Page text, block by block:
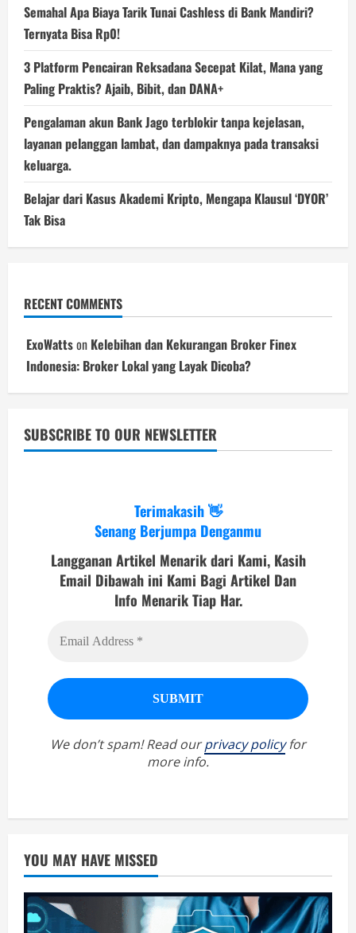
Semahal Apa Biaya Tarik Tunai Cashless di Bank Mandiri?
Ternyata Bisa Rp0!
3 Platform Pencairan Reksadana Secepat Kilat, Mana yang
Paling Praktis? Ajaib, Bibit, dan DANA+
Pengalaman akun Bank Jago terblokir tanpa kejelasan,
layanan pelanggan lambat, dan dampaknya pada transaksi
keluarga.
Belajar dari Kasus Akademi Kripto, Mengapa Klausul ‘DYOR’
Tak Bisa
RECENT COMMENTS
ExoWattson Kelebihan dan Kekurangan Broker Finex
Indonesia: Broker Lokal yang Layak Dicoba?
SUBSCRIBE TO OUR NEWSLETTER
Terimakasih 👋
Senang Berjumpa Denganmu
Langganan Artikel Menarik dari Kami, Kasih
Email Dibawah ini Kami Bagi Artikel Dan
Info Menarik Tiap Har.
We don’t spam! Read ourprivacy policyfor
more info.
YOU MAY HAVE MISSED